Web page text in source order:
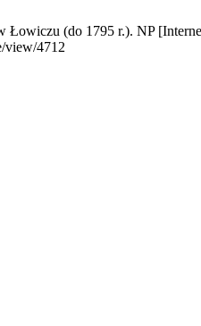
Łowiczu (do 1795 r.). NP
view/4712